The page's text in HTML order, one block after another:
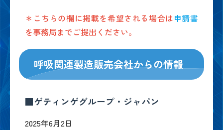
＊こちらの欄に掲載を希望される場合は申請書
を事務局までご提出ください。
呼吸関連製造販売会社からの情報
■ゲティンゲグループ・ジャパン
2025年6月2日